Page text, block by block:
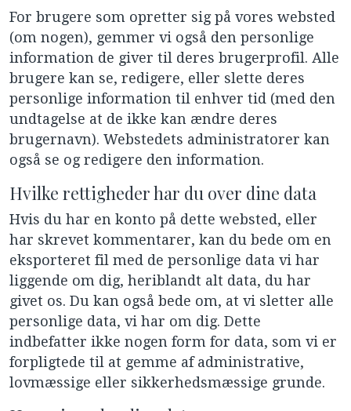
For brugere som opretter sig på vores websted
(om nogen), gemmer vi også den personlige
information de giver til deres brugerprofil. Alle
brugere kan se, redigere, eller slette deres
personlige information til enhver tid (med den
undtagelse at de ikke kan ændre deres
brugernavn). Webstedets administratorer kan
også se og redigere den information.
Hvilke rettigheder har du over dine data
Hvis du har en konto på dette websted, eller
har skrevet kommentarer, kan du bede om en
eksporteret fil med de personlige data vi har
liggende om dig, heriblandt alt data, du har
givet os. Du kan også bede om, at vi sletter alle
personlige data, vi har om dig. Dette
indbefatter ikke nogen form for data, som vi er
forpligtede til at gemme af administrative,
lovmæssige eller sikkerhedsmæssige grunde.